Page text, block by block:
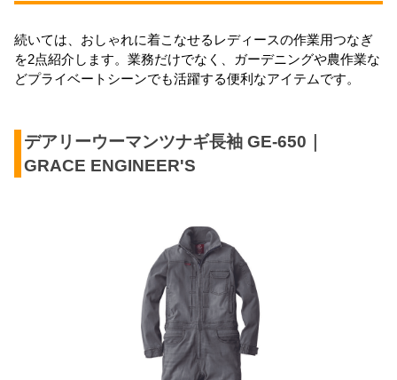
続いては、おしゃれに着こなせるレディースの作業用つなぎ
を2点紹介します。業務だけでなく、ガーデニングや農作業な
どプライベートシーンでも活躍する便利なアイテムです。
デアリーウーマンツナギ長袖 GE-650｜
GRACE ENGINEER'S